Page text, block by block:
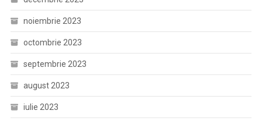
noiembrie 2023
octombrie 2023
septembrie 2023
august 2023
iulie 2023